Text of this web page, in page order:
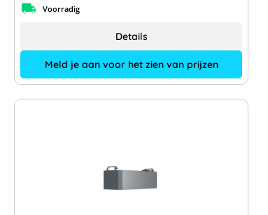
Voorradig
Meld je aan voor het zien van prijzen
Details